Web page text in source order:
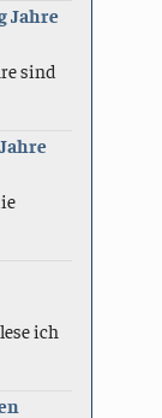
Jahre
sind
ich